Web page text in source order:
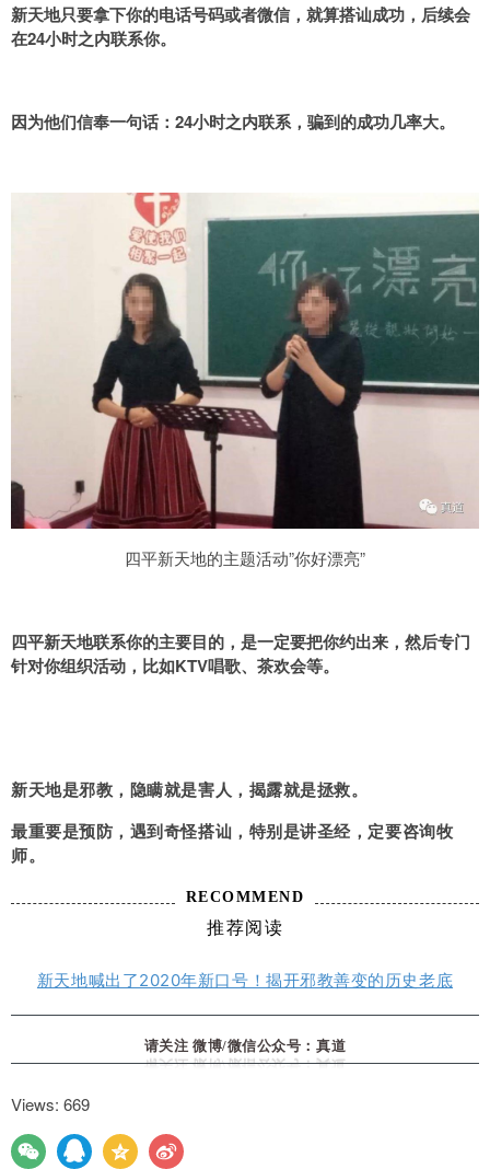
新天地只要拿下你的电话号码或者微信，就算搭讪成功，后续会
在24小时之内联系你。
因为他们信奉一句话：24小时之内联系，骗到的成功几率大。
四平新天地的主题活动”你好漂亮”
四平新天地联系你的主要目的，是一定要把你约出来，然后专门
针对你组织活动，比如KTV唱歌、茶欢会等。
新天地是邪教，隐瞒就是害人，揭露就是拯救。
最重要是预防，遇到奇怪搭讪，特别是讲圣经，定要咨询牧
师。
RECOMMEND
推荐阅读
新天地喊出了2020年新口号！揭开邪教善变的历史老底
请关注 微博/微信公众号：真道
Views: 669